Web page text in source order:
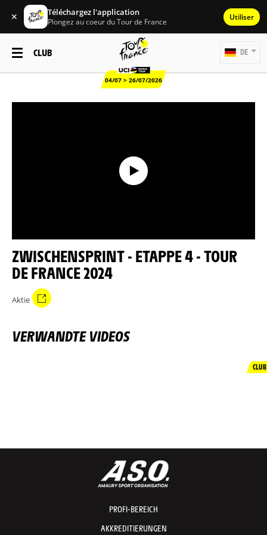
✕ Téléchargez l'application
Plongez au coeur du Tour de France Utiliser
CLUB
04/07 > 26/07/2026
DE
ZWISCHENSPRINT - ETAPPE 4 - TOUR
DE FRANCE 2024
Aktie
VERWANDTE VIDEOS
CLUB
PROFI-BEREICH
AKKREDITIERUNGEN